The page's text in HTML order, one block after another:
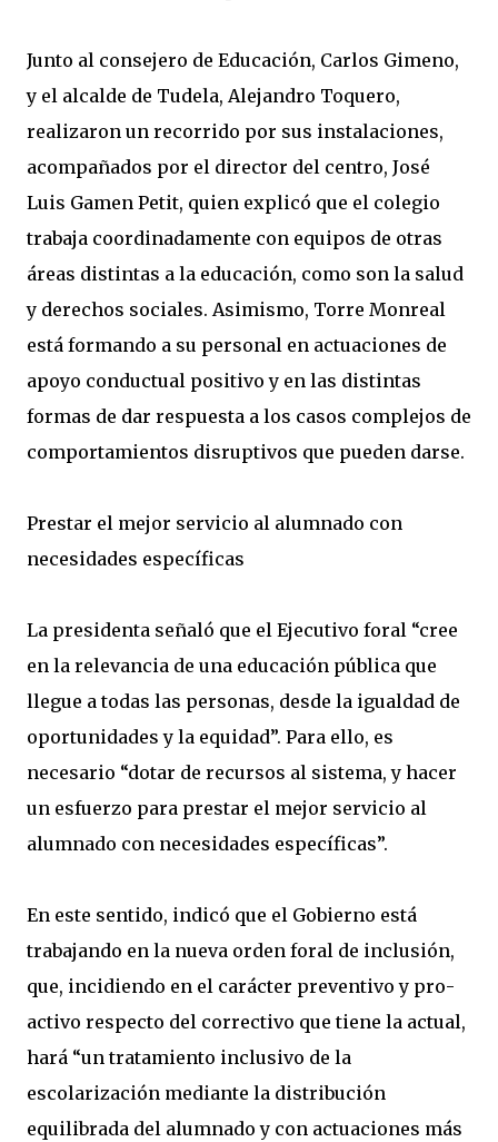
Junto al consejero de Educación, Carlos Gimeno,
y el alcalde de Tudela, Alejandro Toquero,
realizaron un recorrido por sus instalaciones,
acompañados por el director del centro, José
Luis Gamen Petit, quien explicó que el colegio
trabaja coordinadamente con equipos de otras
áreas distintas a la educación, como son la salud
y derechos sociales. Asimismo, Torre Monreal
está formando a su personal en actuaciones de
apoyo conductual positivo y en las distintas
formas de dar respuesta a los casos complejos de
comportamientos disruptivos que pueden darse.
Prestar el mejor servicio al alumnado con
necesidades específicas
La presidenta señaló que el Ejecutivo foral “cree
en la relevancia de una educación pública que
llegue a todas las personas, desde la igualdad de
oportunidades y la equidad”. Para ello, es
necesario “dotar de recursos al sistema, y hacer
un esfuerzo para prestar el mejor servicio al
alumnado con necesidades específicas”.
En este sentido, indicó que el Gobierno está
trabajando en la nueva orden foral de inclusión,
que, incidiendo en el carácter preventivo y pro-
activo respecto del correctivo que tiene la actual,
hará “un tratamiento inclusivo de la
escolarización mediante la distribución
equilibrada del alumnado y con actuaciones más